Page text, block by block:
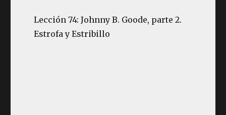
Lección 74: Johnny B. Goode, parte 2.
Estrofa y Estribillo